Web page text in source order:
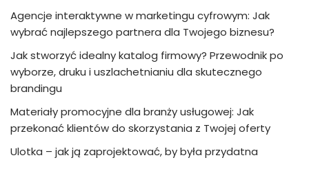
Agencje interaktywne w marketingu cyfrowym: Jak
wybrać najlepszego partnera dla Twojego biznesu?
Jak stworzyć idealny katalog firmowy? Przewodnik po
wyborze, druku i uszlachetnianiu dla skutecznego
brandingu
Materiały promocyjne dla branży usługowej: Jak
przekonać klientów do skorzystania z Twojej oferty
Ulotka – jak ją zaprojektować, by była przydatna